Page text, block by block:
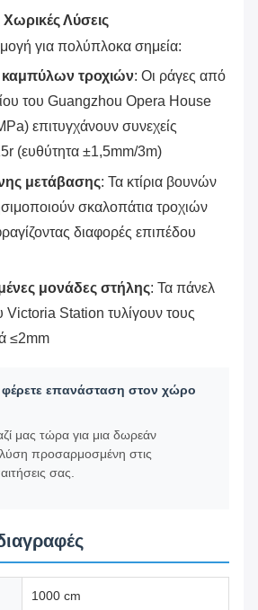
Λύσεις
για πολύπλοκα σημεία:
τροχιών‌: Οι ράγες από
του Guangzhou Opera House
επιτυγχάνουν συνεχείς
(ευθύτητα ±1,5mm/3m)
μετάβασης‌: Τα κτίρια βουνών
σκαλοπάτια τροχιών
διαφορές επιπέδου
μονάδες στήλης‌: Τα πάνελ
Victoria Station τυλίγουν τους
≤2mm
φέρετε επανάσταση στον χώρο
μας τώρα για μια δωρεάν
προσαρμοσμένη στις
σας.
1000 cm